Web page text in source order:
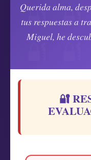
Querida alma,
tus respuestas a
Miguel, he
🔐